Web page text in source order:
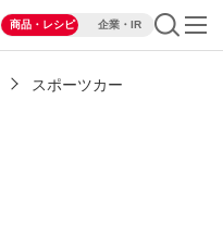
商品・レシピ 企業・IR
スポーツカー